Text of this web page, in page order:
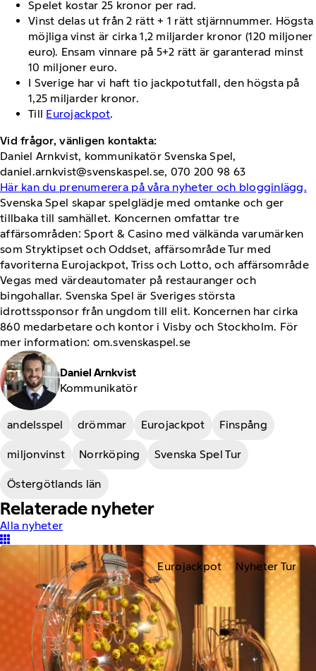
Spelet kostar 25 kronor per rad.
Vinst delas ut från 2 rätt + 1 rätt stjärnnummer. Högsta
möjliga vinst är cirka 1,2 miljarder kronor (120 miljoner
euro). Ensam vinnare på 5+2 rätt är garanterad minst
10 miljoner euro.
I Sverige har vi haft tio jackpotutfall, den högsta på
1,25 miljarder kronor.
Till Eurojackpot.
Vid frågor, vänligen kontakta:
Daniel Arnkvist, kommunikatör Svenska Spel,
daniel.arnkvist@svenskaspel.se, 070 200 98 63
Här kan du prenumerera på våra nyheter och blogginlägg.
Svenska Spel skapar spelglädje med omtanke och ger
tillbaka till samhället. Koncernen omfattar tre
affärsområden: Sport & Casino med välkända varumärken
som Stryktipset och Oddset, affärsområde Tur med
favoriterna Eurojackpot, Triss och Lotto, och affärsområde
Vegas med värdeautomater på restauranger och
bingohallar. Svenska Spel är Sveriges största
idrottssponsor från ungdom till elit. Koncernen har cirka
860 medarbetare och kontor i Visby och Stockholm. För
mer information: om.svenskaspel.se
Kommunikatör
Daniel Arnkvist
andelsspel drömmar Eurojackpot Finspång
miljonvinst Norrköping Svenska Spel Tur
Östergötlands län
Relaterade nyheter
Alla nyheter
Eurojackpot Nyheter Tur